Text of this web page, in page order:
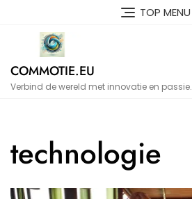
TOP MENU
COMMOTIE.EU
Verbind de wereld met innovatie en passie.
technologie